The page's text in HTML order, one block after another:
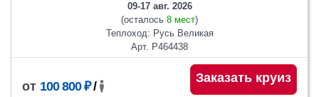
09-17 авг. 2026
(осталось 8 мест)
Теплоход: Русь Великая
Арт. Р464438
от 100 800 ₽/
Заказать круиз